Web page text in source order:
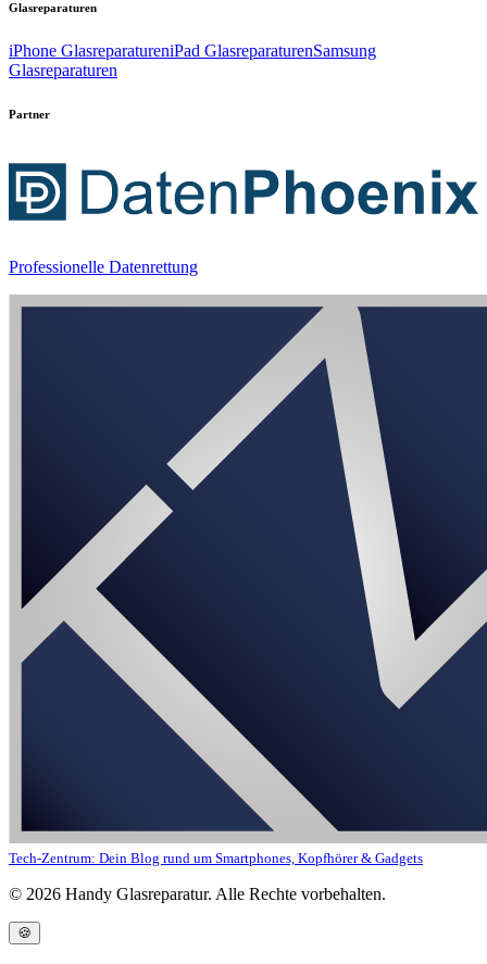
Glasreparaturen
iPhone GlasreparatureniPad GlasreparaturenSamsung
Glasreparaturen
Partner
Professionelle Datenrettung
Tech-Zentrum: Dein Blog rund um Smartphones, Kopfhörer & Gadgets
© 2026 Handy Glasreparatur. Alle Rechte vorbehalten.
🍪